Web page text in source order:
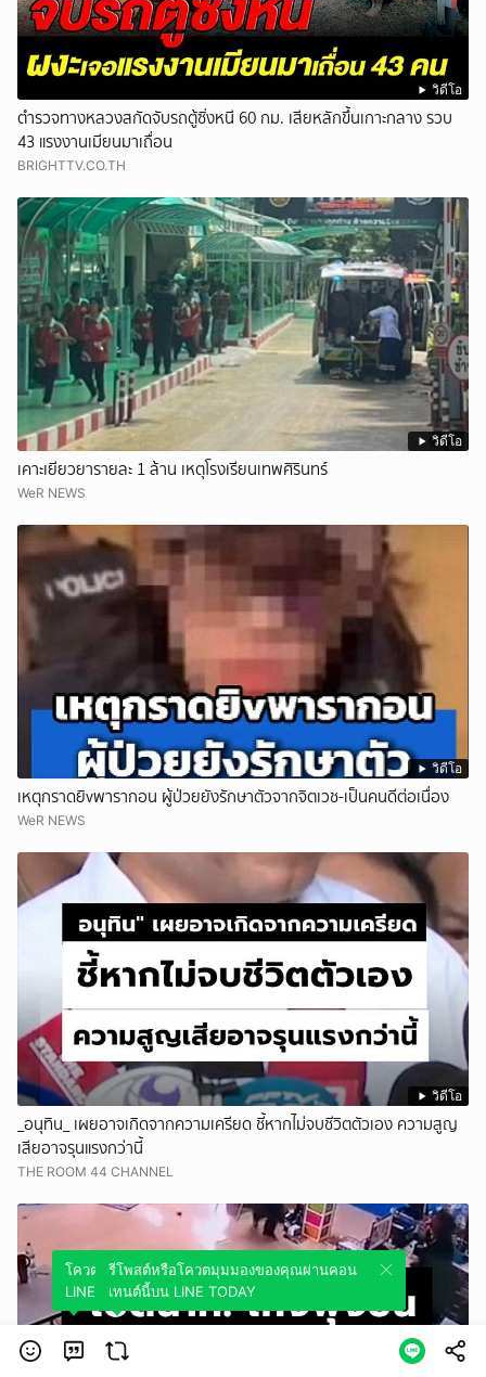
วิดีโอ
ตำรวจทางหลวงสกัดจับรถตู้ซิ่งหนี 60 กม. เสียหลักขึ้นเกาะกลาง รวบ
43 แรงงานเมียนมาเถื่อน
BRIGHTTV.CO.TH
วิดีโอ
เคาะเยียวยารายละ 1 ล้าน เหตุโรงเรียนเทพศิรินทร์
WeR NEWS
วิดีโอ
เหตุกราดยิvพารากอน ผู้ป่วยยังรักษาตัวจากจิตเวช-เป็นคนดีต่อเนื่อง
WeR NEWS
วิดีโอ
_อนุทิน_ เผยอาจเกิดจากความเครียด ชี้หากไม่จบชีวิตตัวเอง ความสูญ
เสียอาจรุนแรงกว่านี้
THE ROOM 44 CHANNEL
โควตมุมมองของคุณผ่านคอนเทนต์นี้บน
LINE TODAY
รีโพสต์หรือโควตมุมมองของคุณผ่านคอน
เทนต์นี้บน LINE TODAY